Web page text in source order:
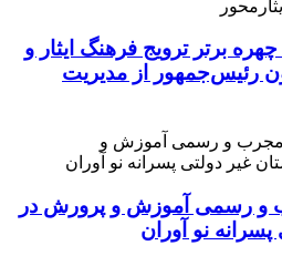
برتر ترویج فرهنگ ایثار و
رئیس‌جمهور از مدیریت
و رسمی آموزش و پرورش در
نو آوران